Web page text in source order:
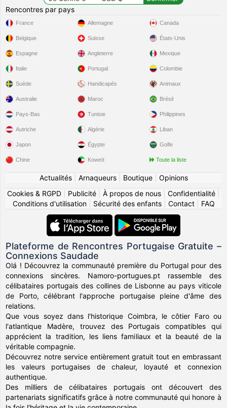
Rencontres par pays
France
Belgique
Espagne
Italie
Suède
Allemagne
Suisse
Angleterre
Portugal
Handicapés
Canada
États-Unis
Mexique
Colombie
Animaux
Australie
Pays-Bas
Autriche
Japon
Chine
Maroc
Tunisie
Algérie
Égypte
Koweït
Brésil
Philippines
Liban
Golfe
Toute la liste
Actualités| Arnaqueurs| Boutique| Opinions
Cookies & RGPD
Publicité À propos de nous Confidentialité
Conditions d'utilisation| Sécurité des enfants| Contact| FAQ
Plateforme de Rencontres Portugaise Gratuite –
Connexions Saudade
Olá ! Découvrez la communauté première du Portugal pour des
connexions sincères. Namoro-portugues.pt rassemble des
célibataires portugais des collines de Lisbonne au pays viticole
de Porto, célébrant l'approche portugaise pleine d'âme des
relations.
Que vous soyez dans l'historique Coimbra, le côtier Faro ou
l'atlantique Madère, trouvez des Portugais compatibles qui
apprécient la tradition, les liens familiaux et la beauté de la
véritable compagnie.
Découvrez notre service entièrement gratuit tout en embrassant
les valeurs portugaises de chaleur, loyauté et connexion
authentique.
Des milliers de célibataires portugais ont découvert des
partenariats significatifs grâce à notre communauté qui honore à